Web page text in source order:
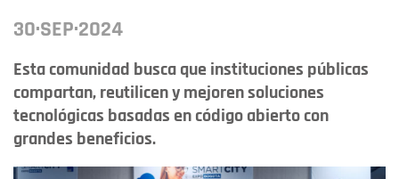
30·SEP·2024
Esta comunidad busca que instituciones públicas
compartan, reutilicen y mejoren soluciones
tecnológicas basadas en código abierto con
grandes beneficios.